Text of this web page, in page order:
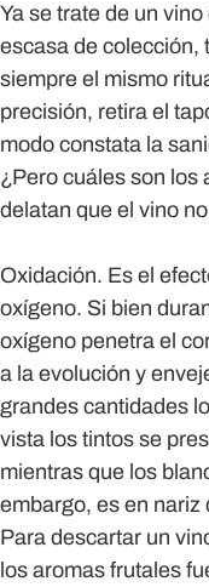
Ya se trate de un
escasa de colección,
siempre el mismo
precisión, retira el
modo constata la
¿Pero cuáles son los
delatan que el vino
Oxidación. Es el
oxígeno. Si bien
oxígeno penetra el
a la evolución y
grandes cantidades
vista los tintos se
mientras que los
embargo, es en nariz
Para descartar un
los aromas frutales